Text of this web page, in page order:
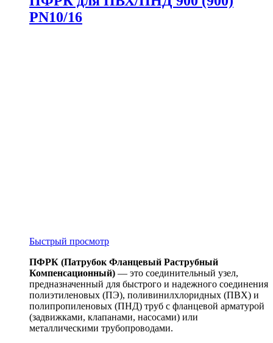
PN10/16
Быстрый просмотр
ПФРК (Патрубок Фланцевый Раструбный
Компенсационный) — это соединительный узел,
предназначенный для быстрого и надежного соединения
полиэтиленовых (ПЭ), поливинилхлоридных (ПВХ) и
полипропиленовых (ПНД) труб с фланцевой арматурой
(задвижками, клапанами, насосами) или
металлическими трубопроводами.